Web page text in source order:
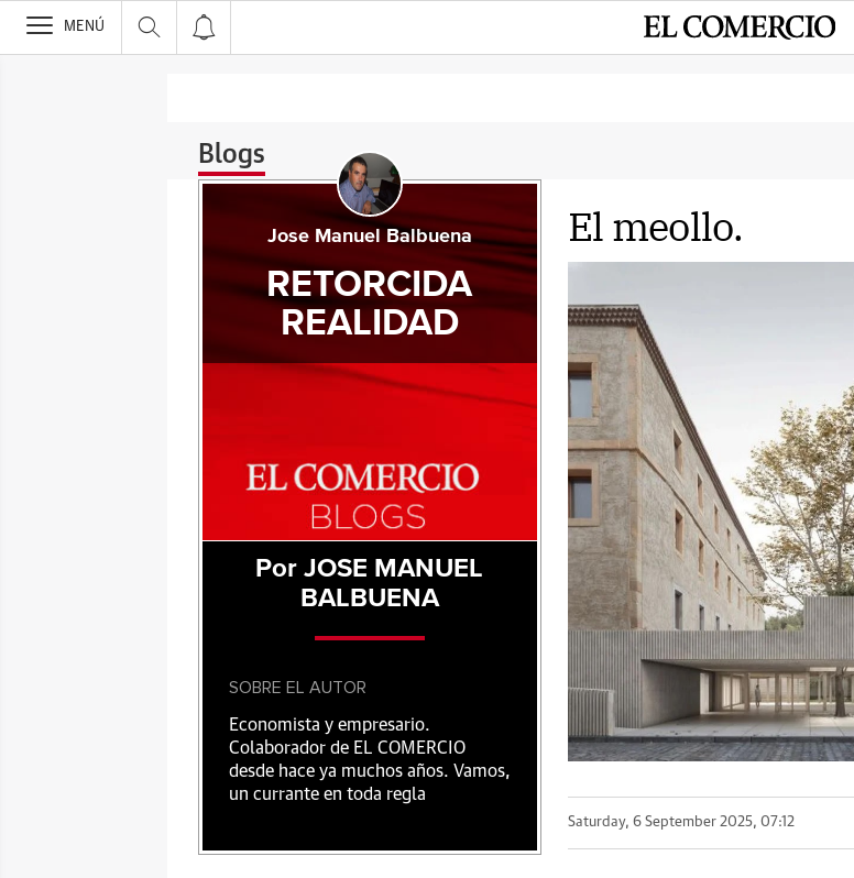
>
MENÚ
Blogs
El meollo.
Saturday, 6 September 2025, 07:12
Jose Manuel Balbuena
RETORCIDA
REALIDAD
Por JOSE MANUEL
BALBUENA
SOBRE EL AUTOR
Economista y empresario.
Colaborador de EL COMERCIO
desde hace ya muchos años. Vamos,
un currante en toda regla